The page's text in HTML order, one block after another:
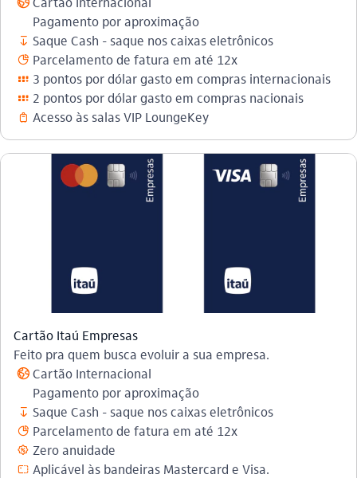
Pagamento por aproximação
saque Saque Cash - saque nos caixas eletrônicos
parcelamento_outline Parcelamento de fatura em até 12x
programa_de_pontos_outline 3 pontos por dólar gasto em compras internacionais
programa_de_pontos_outline 2 pontos por dólar gasto em compras nacionais
mala_outline Acesso às salas VIP LoungeKey
Cartão Itaú Empresas
Feito pra quem busca evoluir a sua empresa.
globo_outline Cartão Internacional
Pagamento por aproximação
saque Saque Cash - saque nos caixas eletrônicos
parcelamento_outline Parcelamento de fatura em até 12x
beneficios_outline Zero anuidade
cartao_virtual Aplicável às bandeiras Mastercard e Visa.